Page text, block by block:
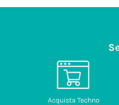
Acquista Techno